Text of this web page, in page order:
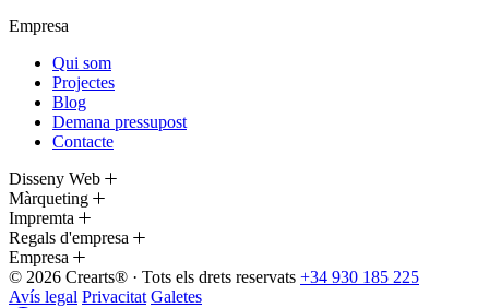
Empresa
Qui som
Projectes
Blog
Demana pressupost
Contacte
Disseny Web
Màrqueting
Impremta
Regals d'empresa
Empresa
© 2026 Crearts® · Tots els drets reservats +34 930 185 225
Avís legal Privacitat Galetes